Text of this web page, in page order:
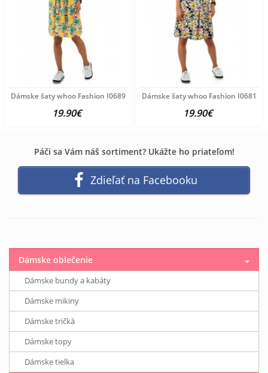
Dámske šaty whoo Fashion I0689
19.90€
Dámske šaty whoo Fashion I0681
19.90€
Páči sa Vám náš sortiment? Ukážte ho priateľom!
Zdieľať na Facebooku
Dámske oblečenie
Dámske bundy a kabáty
Dámske mikiny
Dámske tričká
Dámske topy
Dámske tielka